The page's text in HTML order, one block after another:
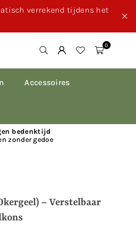
verrekend tijdens het
0
Accessoires
bedenktijd
zonder gedoe
– Verstelbaar